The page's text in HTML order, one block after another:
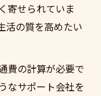
寄せられていま
活の質を高めたい
費の計算が必要で
なサポート会社を